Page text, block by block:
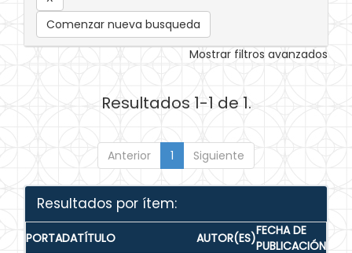
Comenzar nueva busqueda
Mostrar filtros avanzados
Resultados 1-1 de 1.
Anterior 1 Siguiente
Resultados por ítem:
PORTADATÍTULO AUTOR(ES)FECHA DE
PUBLICACIÓN